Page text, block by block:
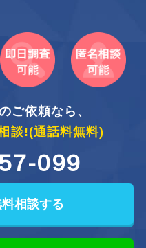
ご依頼なら、
談!(通話料無料)
099
相談する